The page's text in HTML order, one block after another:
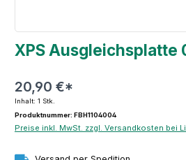
XPS Ausgleichsplatte
20,90 €*
Inhalt: 1 Stk.
Produktnummer: FBH1104004
Preise inkl. MwSt. zzgl. Versandkosten bei